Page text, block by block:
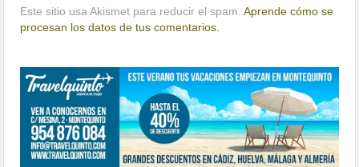
Este sitio usa Akismet para reducir el spam.Aprende cómo se
procesan los datos de tus comentarios.